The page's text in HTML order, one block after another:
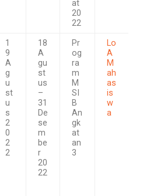
at
20
22
1
9
A
g
u
st
u
s
2
0
2
2
18
A
gu
st
us
–
31
De
se
m
be
r
20
22
Pr
og
ra
m
M
SI
B
An
gk
at
an
3
Lo
A
M
ah
as
is
w
a